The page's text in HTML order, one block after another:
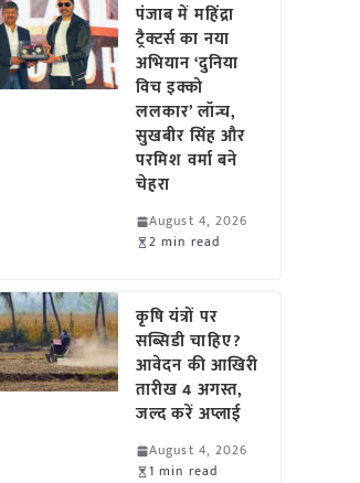
पंजाब में महिंद्रा
ट्रैक्टर्स का नया
अभियान ‘दुनिया
विच इक्को
ललकार’ लॉन्च,
सुखबीर सिंह और
परमिश वर्मा बने
चेहरा
August 4, 2026
2 min read
कृषि यंत्रों पर
सब्सिडी चाहिए?
आवेदन की आखिरी
तारीख 4 अगस्त,
जल्द करें अप्लाई
August 4, 2026
1 min read